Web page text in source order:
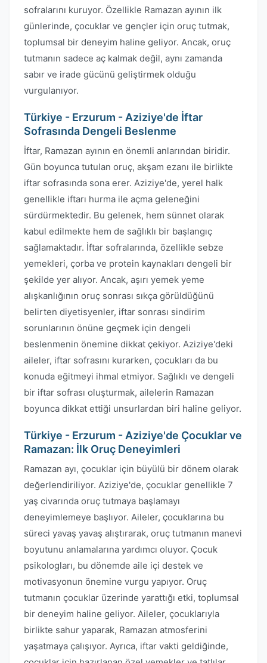
sofralarını kuruyor. Özellikle Ramazan ayının ilk
günlerinde, çocuklar ve gençler için oruç tutmak,
toplumsal bir deneyim haline geliyor. Ancak, oruç
tutmanın sadece aç kalmak değil, aynı zamanda
sabır ve irade gücünü geliştirmek olduğu
vurgulanıyor.
Türkiye - Erzurum - Aziziye'de İftar
Sofrasında Dengeli Beslenme
İftar, Ramazan ayının en önemli anlarından biridir.
Gün boyunca tutulan oruç, akşam ezanı ile birlikte
iftar sofrasında sona erer. Aziziye'de, yerel halk
genellikle iftarı hurma ile açma geleneğini
sürdürmektedir. Bu gelenek, hem sünnet olarak
kabul edilmekte hem de sağlıklı bir başlangıç
sağlamaktadır. İftar sofralarında, özellikle sebze
yemekleri, çorba ve protein kaynakları dengeli bir
şekilde yer alıyor. Ancak, aşırı yemek yeme
alışkanlığının oruç sonrası sıkça görüldüğünü
belirten diyetisyenler, iftar sonrası sindirim
sorunlarının önüne geçmek için dengeli
beslenmenin önemine dikkat çekiyor. Aziziye'deki
aileler, iftar sofrasını kurarken, çocukları da bu
konuda eğitmeyi ihmal etmiyor. Sağlıklı ve dengeli
bir iftar sofrası oluşturmak, ailelerin Ramazan
boyunca dikkat ettiği unsurlardan biri haline geliyor.
Türkiye - Erzurum - Aziziye'de Çocuklar ve
Ramazan: İlk Oruç Deneyimleri
Ramazan ayı, çocuklar için büyülü bir dönem olarak
değerlendiriliyor. Aziziye'de, çocuklar genellikle 7
yaş civarında oruç tutmaya başlamayı
deneyimlemeye başlıyor. Aileler, çocuklarına bu
süreci yavaş yavaş alıştırarak, oruç tutmanın manevi
boyutunu anlamalarına yardımcı oluyor. Çocuk
psikologları, bu dönemde aile içi destek ve
motivasyonun önemine vurgu yapıyor. Oruç
tutmanın çocuklar üzerinde yarattığı etki, toplumsal
bir deneyim haline geliyor. Aileler, çocuklarıyla
birlikte sahur yaparak, Ramazan atmosferini
yaşatmaya çalışıyor. Ayrıca, iftar vakti geldiğinde,